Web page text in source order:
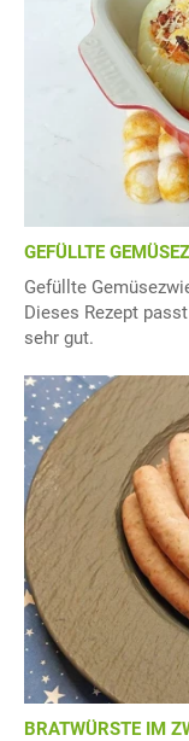
GEFÜLLTE
Gefüllte
Dieses Rezept
sehr gut.
BRATWÜRSTE IM